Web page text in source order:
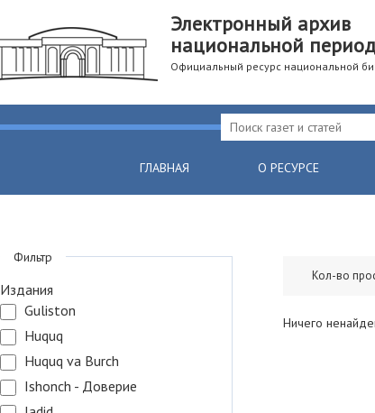
Электронный архив
национальной
Официальный ресурс национальной
ГЛАВНАЯ О РЕСУРСЕ
Кол-во
Ничего
Фильтр
Издания
Guliston
Huquq
Huquq va Burch
Ishonch - Доверие